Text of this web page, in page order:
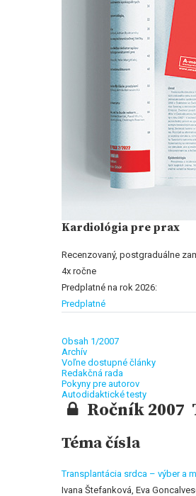
Kardiológia pre prax
Recenzovaný, postgraduálne
4x ročne
Predplatné na rok 2026:
Predplatné
Obsah 1/2007
Archív
Voľne dostupné články
Redakčná rada
Pokyny pre autorov
Autodidaktické testy
Ročník 2007
Téma čísla
Transplantácia srdca – výber a
Ivana Štefanková, Eva